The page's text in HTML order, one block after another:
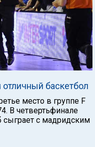
баскетбол
место в группе F
В четвертьфинале
сыграет с мадридским